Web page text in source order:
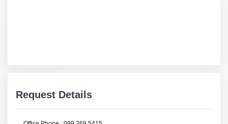
Request Details